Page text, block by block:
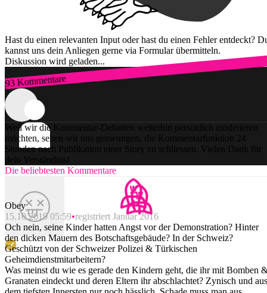
Hast du einen relevanten Input oder hast du einen Fehler entdeckt?
kannst uns dein Anliegen gerne via Formular übermitteln.
Diskussion wird geladen...
93 Kommentare
Zum Login
Weil wir die Kommentar-Debatten weiterhin persönlich moderieren
möchten, sehen wir uns gezwungen, die Kommentarfunktion 24
Stunden nach Publikation einer Story zu schliessen. Vielen Dank für
dein Verständnis!
Die beliebtesten Kommentare
Obey
15.10.2019 05:59 registriert Januar 2016
Och nein, seine Kinder hatten Angst vor der Demonstration? Hinter
den dicken Mauern des Botschaftsgebäude? In der Schweiz?
Geschützt von der Schweizer Polizei & Türkischen
Geheimdienstmitarbeitern?
Was meinst du wie es gerade den Kindern geht, die ihr mit Bomben
Granaten eindeckt und deren Eltern ihr abschlachtet? Zynisch und aus